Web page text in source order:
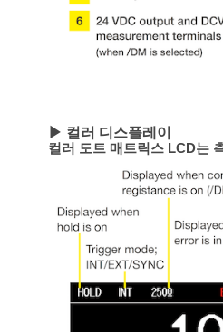
▶ 컬러 디스플레이
컬러 도트 매트릭스 LCD는